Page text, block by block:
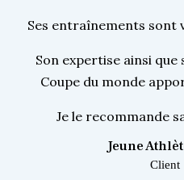
Ses entraînements sont
Son expertise ainsi que
Coupe du monde
Je le recommande
Jeune
Client